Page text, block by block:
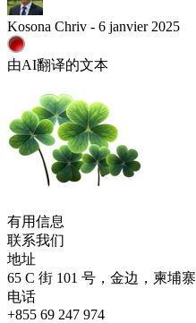
Kosona Chriv - 6 janvier 2025
由AI翻译的文本
有用信息
联系我们
地址
65 C 街 101 号，金边，柬埔寨
电话
+855 69 247 974